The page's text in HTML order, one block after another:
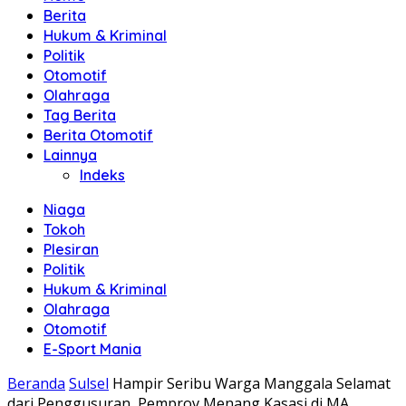
Berita
Hukum & Kriminal
Politik
Otomotif
Olahraga
Tag Berita
Berita Otomotif
Lainnya
Indeks
Niaga
Tokoh
Plesiran
Politik
Hukum & Kriminal
Olahraga
Otomotif
E-Sport Mania
Beranda Sulsel Hampir Seribu Warga Manggala Selamat